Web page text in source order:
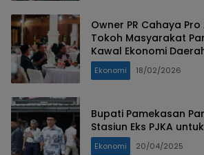
Owner PR Cahaya Pro
Tokoh Masyarakat
Kawal Ekonomi
Ekonomi 18/02/2026
Bupati Pamekasan
Stasiun Eks PJKA untuk
Ekonomi 20/04/2025